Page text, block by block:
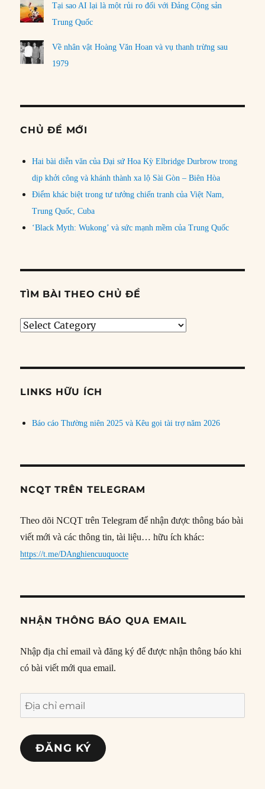
Tại sao AI lại là một rủi ro đối với Đảng Cộng sản
Trung Quốc
Về nhân vật Hoàng Văn Hoan và vụ thanh trừng sau
1979
CHỦ ĐỀ MỚI
Hai bài diễn văn của Đại sứ Hoa Kỳ Elbridge Durbrow trong
dịp khởi công và khánh thành xa lộ Sài Gòn – Biên Hòa
Điểm khác biệt trong tư tưởng chiến tranh của Việt Nam,
Trung Quốc, Cuba
‘Black Myth: Wukong’ và sức mạnh mềm của Trung Quốc
TÌM BÀI THEO CHỦ ĐỀ
Tìm
đề
LINKS HỮU ÍCH
Báo cáo Thường niên 2025 và Kêu gọi tài trợ năm 2026
NCQT TRÊN TELEGRAM
Theo dõi NCQT trên Telegram để nhận được thông báo bài
viết mới và các thông tin, tài liệu… hữu ích khác:
https://t.me/DAnghiencuuquocte
NHẬN THÔNG BÁO QUA EMAIL
Nhập địa chỉ email và đăng ký để được nhận thông báo khi
có bài viết mới qua email.
Địa
chỉ
email
ĐĂNG KÝ